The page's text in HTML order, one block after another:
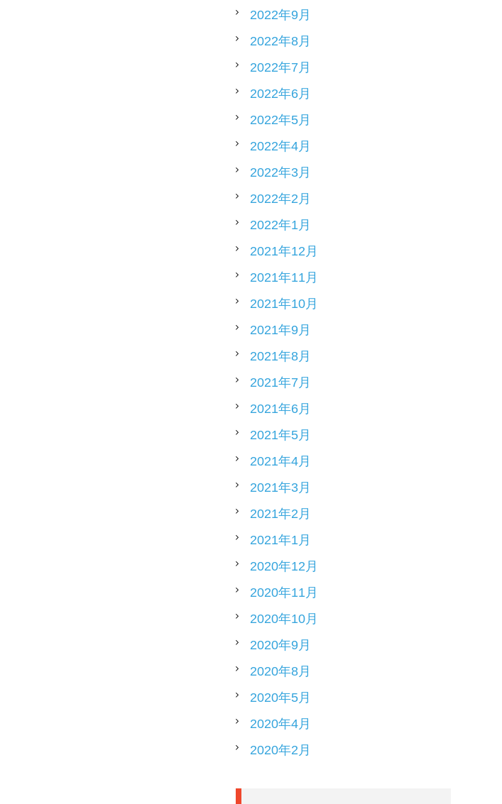
2022年9月
2022年8月
2022年7月
2022年6月
2022年5月
2022年4月
2022年3月
2022年2月
2022年1月
2021年12月
2021年11月
2021年10月
2021年9月
2021年8月
2021年7月
2021年6月
2021年5月
2021年4月
2021年3月
2021年2月
2021年1月
2020年12月
2020年11月
2020年10月
2020年9月
2020年8月
2020年5月
2020年4月
2020年2月